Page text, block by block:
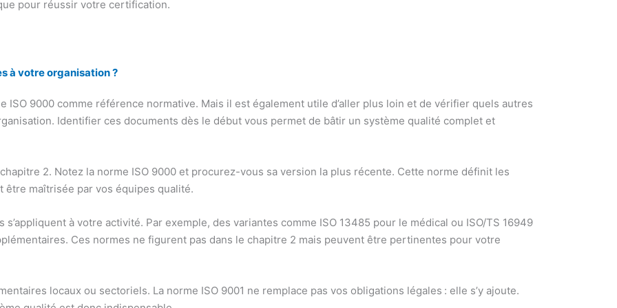
pour réussir votre certification.
à votre organisation ?
ISO 9000 comme référence normative. Mais il est également utile d’aller plus loin et de vérifier quels autres
Identifier ces documents dès le début vous permet de bâtir un système qualité complet et
2. Notez la norme ISO 9000 et procurez-vous sa version la plus récente. Cette norme définit les
maîtrisée par vos équipes qualité.
à votre activité. Par exemple, des variantes comme ISO 13485 pour le médical ou ISO/TS 16949
Ces normes ne figurent pas dans le chapitre 2 mais peuvent être pertinentes pour votre
locaux ou sectoriels. La norme ISO 9001 ne remplace pas vos obligations légales : elle s’y ajoute.